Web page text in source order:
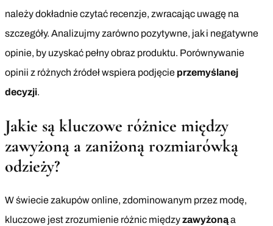
należy dokładnie czytać recenzje, zwracając uwagę na
szczegóły. Analizujmy zarówno pozytywne, jak i negatywne
opinie, by uzyskać pełny obraz produktu. Porównywanie
opinii z różnych źródeł wspiera podjęcie przemyślanej
decyzji.
Jakie są kluczowe różnice między
zawyżoną a zaniżoną rozmiarówką
odzieży?
W świecie zakupów online, zdominowanym przez modę,
kluczowe jest zrozumienie różnic międzyzawyżonąa